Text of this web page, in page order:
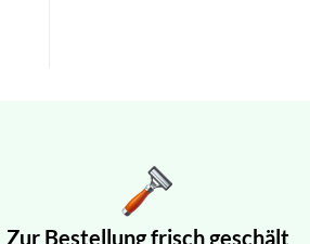
Zur Bestellung frisch geschält